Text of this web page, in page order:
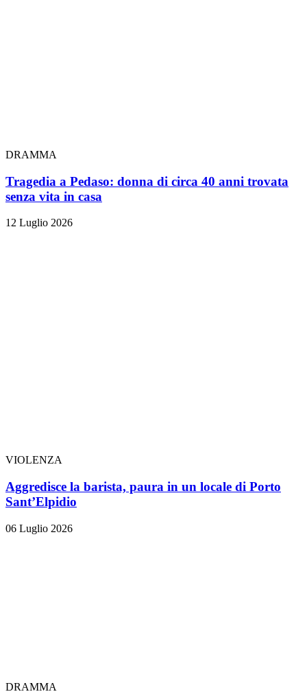
DRAMMA
Tragedia a Pedaso: donna di circa 40 anni trovata
senza vita in casa
12 Luglio 2026
VIOLENZA
Aggredisce la barista, paura in un locale di Porto
Sant’Elpidio
06 Luglio 2026
DRAMMA